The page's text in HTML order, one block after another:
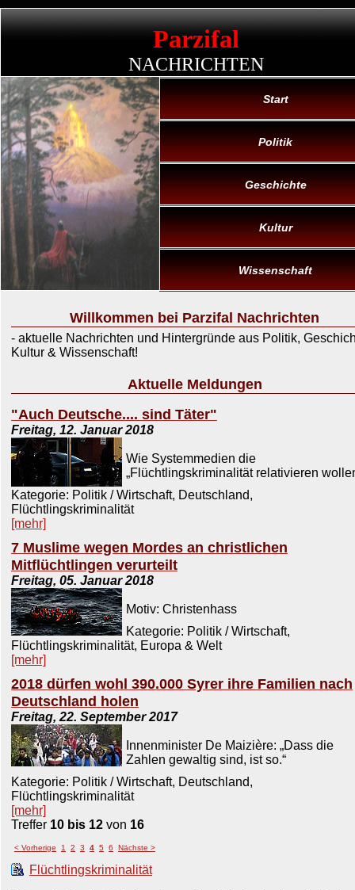
Parzifal
NACHRICHTEN
Start
Politik
Geschichte
Kultur
Wissenschaft
Willkommen bei Parzifal Nachrichten
- aktuelle Nachrichten und Hintergründe aus Politik,
Kultur & Wissenschaft!
Aktuelle Meldungen
"Auch Deutsche.... sind Täter"
Freitag, 12. Januar 2018
Wie Systemmedien die
„Flüchtlingskriminalität relativieren
Kategorie: Politik / Wirtschaft, Deutschland,
Flüchtlingskriminalität
[mehr]
7 Muslime wegen Mordes an christlichen
Mitflüchtlingen verurteilt
Freitag, 05. Januar 2018
Motiv: Christenhass
Kategorie: Politik / Wirtschaft,
Flüchtlingskriminalität, Europa & Welt
[mehr]
2018 dürfen wohl 390.000 Syrer ihre Familien nach
Deutschland holen
Freitag, 22. September 2017
Innenminister De Maizière: „Dass die
Zahlen gewaltig sind, ist so.“
Kategorie: Politik / Wirtschaft, Deutschland,
Flüchtlingskriminalität
[mehr]
Treffer 10 bis 12 von 16
< Vorherige 1 2 3 4 5 6 Nächste >
Flüchtlingskriminalität